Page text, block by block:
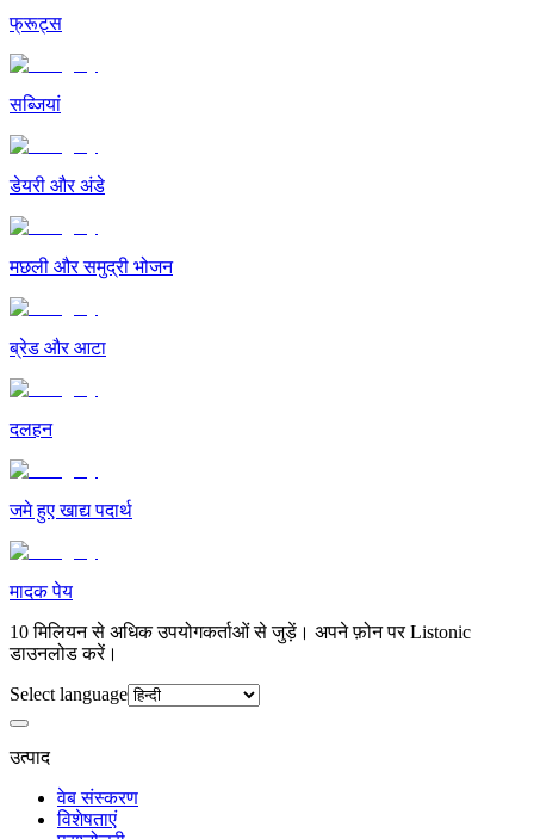
फ्रूट्स
सब्जियां
डेयरी और अंडे
मछली और समुद्री भोजन
ब्रेड और आटा
दलहन
जमे हुए खाद्य पदार्थ
मादक पेय
10 मिलियन से अधिक उपयोगकर्ताओं से जुड़ें। अपने फ़ोन पर Listonic
डाउनलोड करें।
Select language
उत्पाद
वेब संस्करण
विशेषताएं